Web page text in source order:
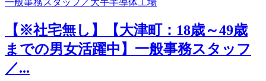
【※社宅無し】【大津町：18歳～49歳
までの男女活躍中】一般事務スタッフ
／...